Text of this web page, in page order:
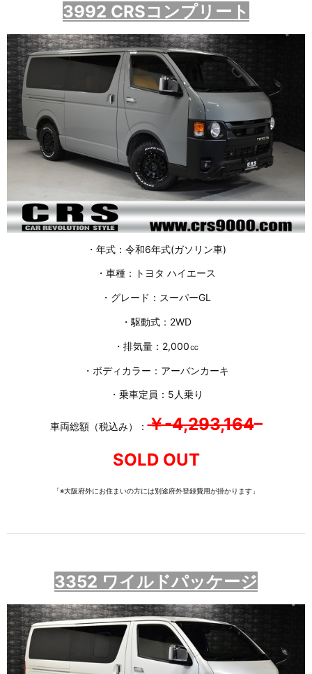
3992 CRSコンプリート
・年式：令和6年式(ガソリン車)
・車種：トヨタ ハイエース
・グレード：スーパーGL
・駆動式：2WD
・排気量：2,000㏄
・ボディカラー：アーバンカーキ
・乗車定員：5人乗り
車両総額（税込み）：￥-4,293,164–
SOLD OUT
「※大阪府外にお住まいの方には別途府外登録費用が掛かります」
3352 ワイルドパッケージ